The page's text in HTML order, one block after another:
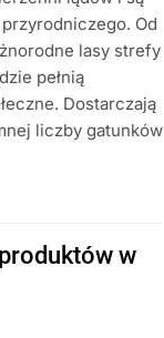
Od
lasy strefy
pełnią
Dostarczają
liczby gatunków
w